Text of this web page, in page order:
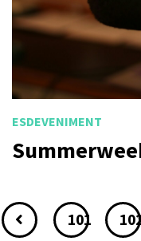
ESDEVENIMENT
101